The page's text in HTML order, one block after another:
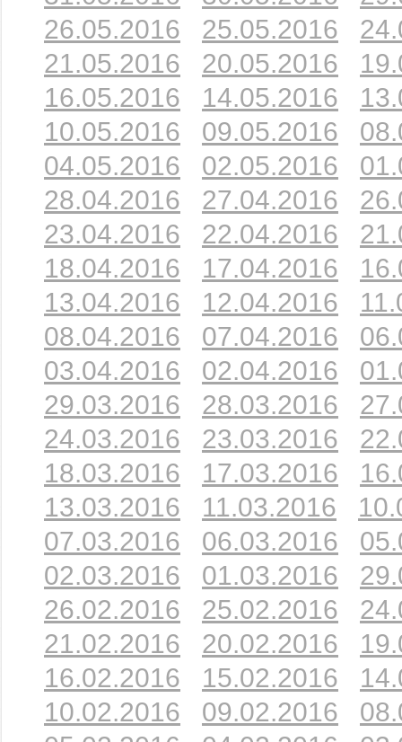
26.05.2016
25.05.2016
21.05.2016
20.05.2016
16.05.2016
14.05.2016
10.05.2016
09.05.2016
04.05.2016
02.05.2016
28.04.2016
27.04.2016
23.04.2016
22.04.2016
18.04.2016
17.04.2016
13.04.2016
12.04.2016
08.04.2016
07.04.2016
03.04.2016
02.04.2016
29.03.2016
28.03.2016
24.03.2016
23.03.2016
18.03.2016
17.03.2016
13.03.2016
11.03.2016
07.03.2016
06.03.2016
02.03.2016
01.03.2016
26.02.2016
25.02.2016
21.02.2016
20.02.2016
16.02.2016
15.02.2016
10.02.2016
09.02.2016